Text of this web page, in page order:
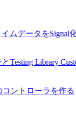
イムデータをSignal
Testing Library
コントローラを作る